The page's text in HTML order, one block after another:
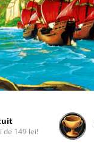
de 149 lei!